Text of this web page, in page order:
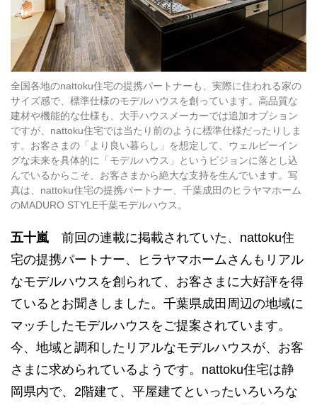
全国各地のnattoku住宅の提携パートナーも、実際に住われる家の
サイズ感で、標準仕様のモデルハウスを創っています。高品質な
建材や機能的な仕様も、大手ハウスメーカーでは追加オプション
ですが、nattoku住宅では当たり前のように標準仕様だったりしま
す。お客さまの「より良い暮らし」を想定して、ウェルビーイン
グな未来を具体的に「モデルハウス」というビジョンに落とし込
んでいるからこそ、お客さまから絶大な支持を生んでいます。写
真は、nattoku住宅の提携パートナー、千葉成田のヒラヤマホーム
のMADURO STYLE千葉モデルハウス。
五十嵐 前回の連載に掲載されていた、nattoku住
宅の提携パートナー、ヒラヤマホームさんもリアル
なモデルハウスを創られて、お客さまに大好評を得
ているとお聞きしました。千葉県成田周辺の地域に
マッチしたモデルハウスをご提案されています。
今、地域と調和したリアルなモデルハウスが、お客
さまに求められているようです。nattoku住宅は静
岡県内で、2階建て、平屋建てといったいろいろな